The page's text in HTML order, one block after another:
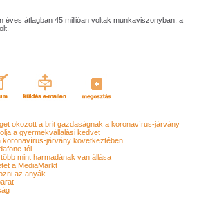
éves átlagban 45 millióan voltak munkaviszonyban, a
okozott a brit gazdaságnak a koronavírus-járvány
a gyermekvállalási kedvet
koronavírus-járvány következtében
tól
mint harmadának van állása
a MediaMarkt
az anyák